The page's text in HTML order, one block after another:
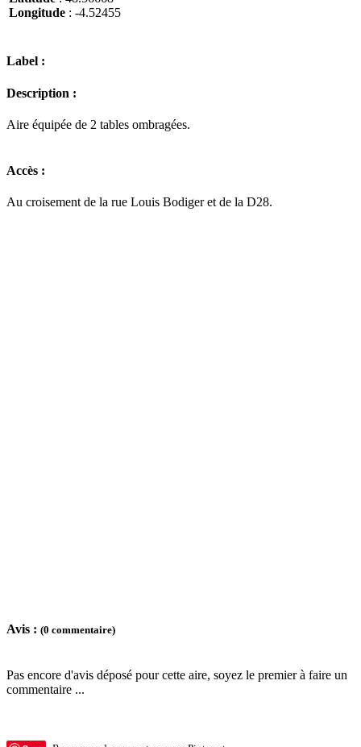
Longitude : -4.52455
Label :
Description :
Aire équipée de 2 tables ombragées.
Accès :
Au croisement de la rue Louis Bodiger et de la D28.
Avis : (0 commentaire)
Pas encore d'avis déposé pour cette aire, soyez le premier à faire un
commentaire ...